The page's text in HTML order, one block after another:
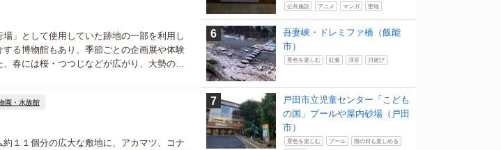
」として使用していた跡地の一部を利用し
る博物館もあり、季節ごとの企画展や体験
春には桜・つつじなどが広がり、大勢の観
園・水族館
１１個分の広大な敷地に、アカマツ、コナ
公共施設 アニメ マンガ 聖地
吾妻峡・ドレミファ橋（飯能
市）
景色を楽しむ 紅葉 渓谷 川遊び
戸田市立児童センター「こども
の国」プールや屋内砂場（戸田
市）
景色を楽しむ プール 雨の日も楽しめる